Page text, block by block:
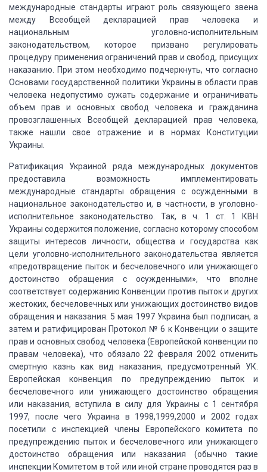
международные стандарты играют роль связующего звена
между Всеобщей декларацией прав человека и
национальным уголовно-исполнительным
законодательством, которое призвано регулировать
процедуру применения ограничений прав и свобод, присущих
наказанию. При этом необходимо подчеркнуть, что согласно
Основами государственной политики Украины в области прав
человека недопустимо сужать содержание и ограничивать
объем прав и основных свобод человека и гражданина
провозглашенных Всеобщей декларацией прав человека,
также нашли свое отражение и в нормах Конституции
Украины.
Ратификация Украиной ряда международных документов
предоставила возможность имплементировать
международные стандарты обращения с осужденными в
национальное законодательство и, в частности, в уголовно-
исполнительное законодательство.
Так, в ч. 1 ст. 1 КВН
Украины содержится положение, согласно которому способом
защиты интересов личности, общества и государства как
цели уголовно-исполнительного законодательства является
«предотвращение пыток и бесчеловечного или унижающего
достоинство обращения с осужденными», что вполне
соответствует содержанию Конвенции против пыток и других
жестоких, бесчеловечных или унижающих достоинство видов
обращения и наказания. 5 мая 1997 Украина был подписан, а
затем и ратифицирован Протокол № 6 к Конвенции о защите
прав и основных свобод человека (Европейской конвенции по
правам человека), что обязало 22 февраля 2002 отменить
смертную казнь как вид наказания, предусмотренный УК.
Европейская конвенция по предупреждению пыток и
бесчеловечного или унижающего достоинство обращения
или наказания, вступила в силу для Украины с 1 сентября
1997, после чего Украина в 1998,1999,2000 и 2002 годах
посетили с инспекцией члены Европейского комитета по
предупреждению пыток и бесчеловечного или унижающего
достоинство обращения или наказания (обычно такие
инспекции Комитетом в той или иной стране проводятся раз в